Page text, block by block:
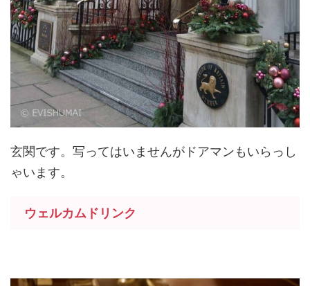
玄関です。写ってはいませんがドアマンもいらっし
ゃいます。
ウェルカムドリンク